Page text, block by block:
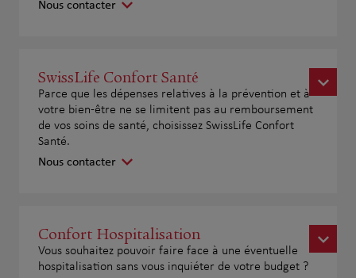
Nous contacter
SwissLife Confort Santé
Parce que les dépenses relatives à la prévention et à
votre bien-être ne se limitent pas au remboursement
de vos soins de santé, choisissez SwissLife Confort
Santé.
Nous contacter
Confort Hospitalisation
Vous souhaitez pouvoir faire face à une éventuelle
hospitalisation sans vous inquiéter de votre budget ?